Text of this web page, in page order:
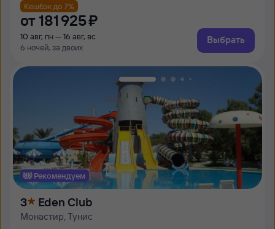
Кешбэк до 7%
от 181 ⁠925 ⁠₽
10 авг, пн — 16 авг, вс
6 ночей, за двоих
Выбрать
Рекомендуем
3 Eden Club
Монастир, Тунис